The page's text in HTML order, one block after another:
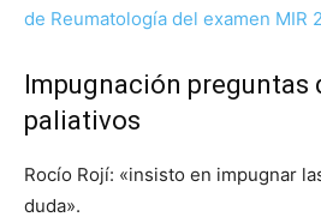
de Reumatología del examen MIR
Impugnación preguntas
paliativos
Rocío Rojí: «insisto en impugnar
duda».